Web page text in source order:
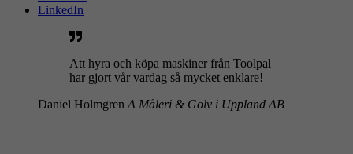
LinkedIn
Att hyra och köpa maskiner från Toolpal
har gjort vår vardag så mycket enklare!
Daniel Holmgren A Måleri & Golv i Uppland AB